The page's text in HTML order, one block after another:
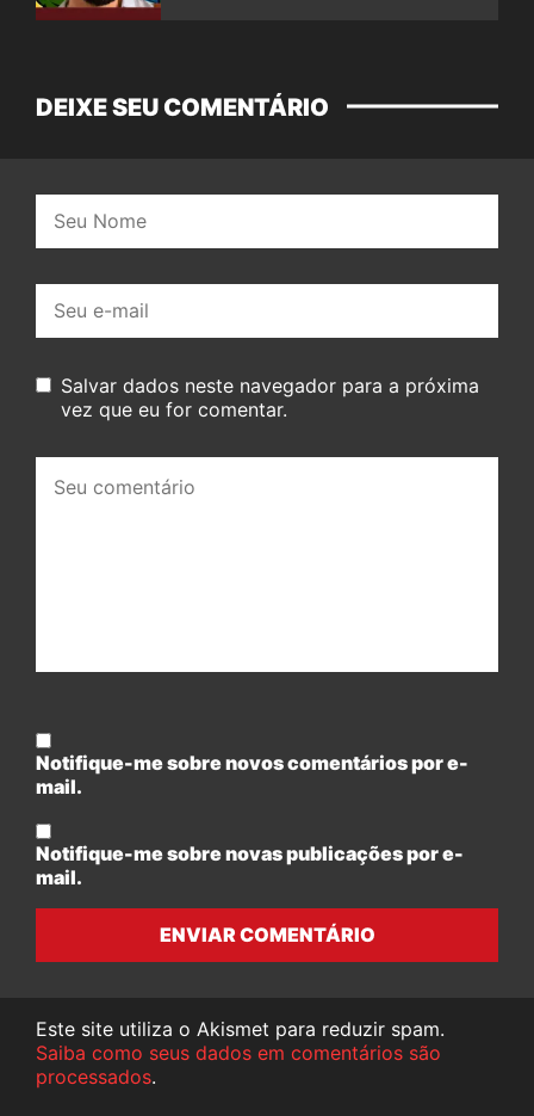
DEIXE SEU COMENTÁRIO
mail:
Salvar dados neste navegador para a próxima
vez que eu for comentar.
comentário:
Notifique-me sobre novos comentários por e-
mail.
Notifique-me sobre novas publicações por e-
mail.
ENVIAR COMENTÁRIO
Este site utiliza o Akismet para reduzir spam.
Saiba como seus dados em comentários são
processados.